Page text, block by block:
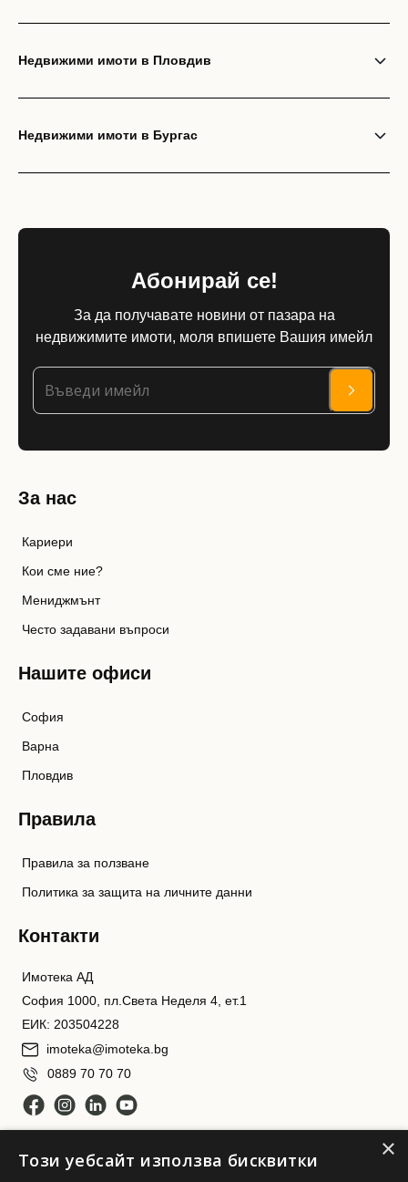
Недвижими имоти в Пловдив
Недвижими имоти в Бургас
Абонирай се!
За да получавате новини от пазара на
недвижимите имоти, моля впишете Вашия имейл
За нас
Кариери
Кои сме ние?
Мениджмънт
Често задавани въпроси
Нашите офиси
София
Варна
Пловдив
Правила
Правила за ползване
Политика за защита на личните данни
Контакти
Имотека АД
София 1000, пл.Света Неделя 4, ет.1
ЕИК: 203504228
imoteka@imoteka.bg
0889 70 70 70
×
Този уебсайт използва бисквитки